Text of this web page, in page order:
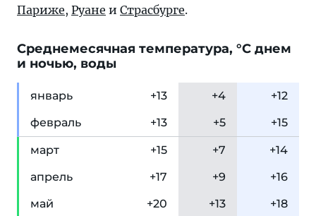
Париже, Руане и Страсбурге.
Cреднемесячная температура, °C днем
и ночью, воды
январь +13 +4
+12
февраль +13 +5 +15
март +15 +7
+14
апрель +17 +9
+16
май
+20 +13 +18